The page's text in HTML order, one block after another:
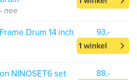
nee
Drum 14 inch
93,-
1 winkel
NINOSET6 set
88,-